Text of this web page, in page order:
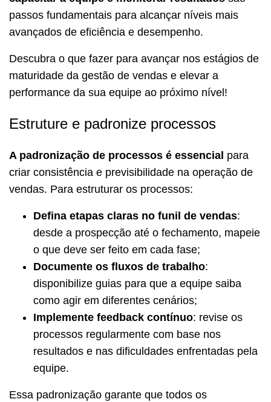
passos fundamentais para alcançar níveis mais
avançados de eficiência e desempenho.
Descubra o que fazer para avançar nos estágios de
maturidade da gestão de vendas e elevar a
performance da sua equipe ao próximo nível!
Estruture e padronize processos
A padronização de processos é essencial para
criar consistência e previsibilidade na operação de
vendas. Para estruturar os processos:
Defina etapas claras no funil de vendas:
desde a prospecção até o fechamento, mapeie
o que deve ser feito em cada fase;
Documente os fluxos de trabalho:
disponibilize guias para que a equipe saiba
como agir em diferentes cenários;
Implemente feedback contínuo: revise os
processos regularmente com base nos
resultados e nas dificuldades enfrentadas pela
equipe.
Essa padronização garante que todos os